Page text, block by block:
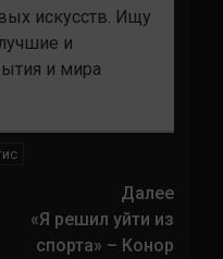
искусств. Ищу
и
и мира
Далее
«Я решил уйти из
спорта» – Конор